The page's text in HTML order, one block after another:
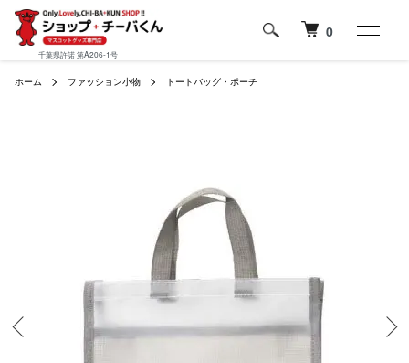
千葉県許諾 第A206-1号
0
ホーム ファッション小物 トートバッグ・ポーチ